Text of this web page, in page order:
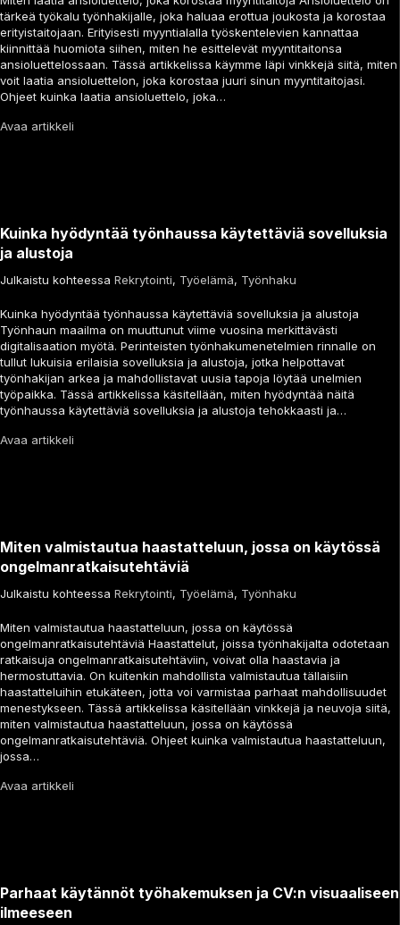
tärkeä työkalu työnhakijalle, joka haluaa erottua joukosta ja korostaa
erityistaitojaan. Erityisesti myyntialalla työskentelevien kannattaa
kiinnittää huomiota siihen, miten he esittelevät myyntitaitonsa
ansioluettelossaan. Tässä artikkelissa käymme läpi vinkkejä siitä, miten
voit laatia ansioluettelon, joka korostaa juuri sinun myyntitaitojasi.
Ohjeet kuinka laatia ansioluettelo, joka…
Avaa artikkeli
Kuinka hyödyntää työnhaussa käytettäviä sovelluksia
ja alustoja
Julkaistu kohteessa Rekrytointi, Työelämä, Työnhaku
Kuinka hyödyntää työnhaussa käytettäviä sovelluksia ja alustoja
Työnhaun maailma on muuttunut viime vuosina merkittävästi
digitalisaation myötä. Perinteisten työnhakumenetelmien rinnalle on
tullut lukuisia erilaisia sovelluksia ja alustoja, jotka helpottavat
työnhakijan arkea ja mahdollistavat uusia tapoja löytää unelmien
työpaikka. Tässä artikkelissa käsitellään, miten hyödyntää näitä
työnhaussa käytettäviä sovelluksia ja alustoja tehokkaasti ja…
Avaa artikkeli
Miten valmistautua haastatteluun, jossa on käytössä
ongelmanratkaisutehtäviä
Julkaistu kohteessa Rekrytointi, Työelämä, Työnhaku
Miten valmistautua haastatteluun, jossa on käytössä
ongelmanratkaisutehtäviä Haastattelut, joissa työnhakijalta odotetaan
ratkaisuja ongelmanratkaisutehtäviin, voivat olla haastavia ja
hermostuttavia. On kuitenkin mahdollista valmistautua tällaisiin
haastatteluihin etukäteen, jotta voi varmistaa parhaat mahdollisuudet
menestykseen. Tässä artikkelissa käsitellään vinkkejä ja neuvoja siitä,
miten valmistautua haastatteluun, jossa on käytössä
ongelmanratkaisutehtäviä. Ohjeet kuinka valmistautua haastatteluun,
jossa…
Avaa artikkeli
Parhaat käytännöt työhakemuksen ja CV:n visuaaliseen
ilmeeseen